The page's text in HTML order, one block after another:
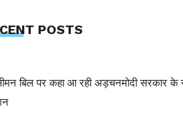
POSTS
बिल पर कहा आ रही अड़चनमोदी सरकार के